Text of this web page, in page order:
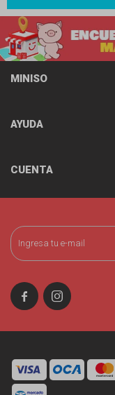
 
MINISO
AYUDA
CUENTA